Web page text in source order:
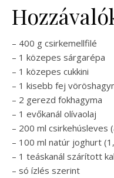
– 400 g csirkemellfilé
– 1 közepes sárgarépa
– 1 közepes cukkini
– 1 kisebb fej
– 2 gerezd fokhagyma
– 1 evőkanál olívaolaj
– 200 ml csirkehúsleves
– 100 ml natúr joghurt
– 1 teáskanál szárított
– só ízlés szerint